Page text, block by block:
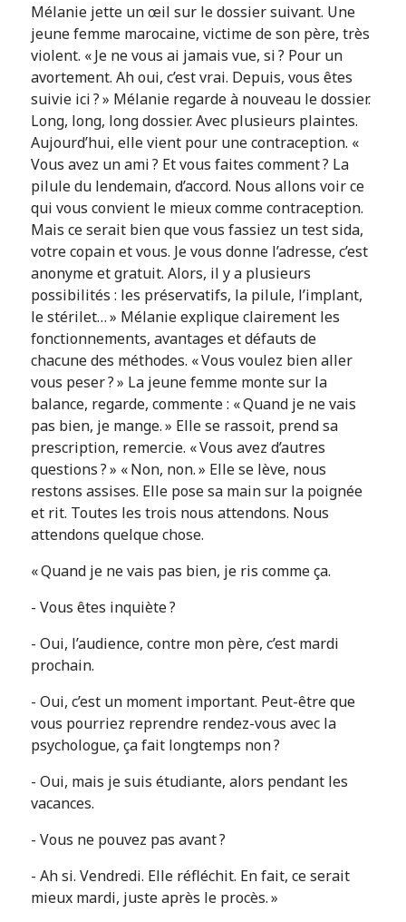
Mélanie jette un œil sur le dossier suivant. Une
jeune femme marocaine, victime de son père, très
violent. « Je ne vous ai jamais vue, si ? Pour un
avortement. Ah oui, c’est vrai. Depuis, vous êtes
suivie ici ? » Mélanie regarde à nouveau le dossier.
Long, long, long dossier. Avec plusieurs plaintes.
Aujourd’hui, elle vient pour une contraception. «
Vous avez un ami ? Et vous faites comment ? La
pilule du lendemain, d’accord. Nous allons voir ce
qui vous convient le mieux comme contraception.
Mais ce serait bien que vous fassiez un test sida,
votre copain et vous. Je vous donne l’adresse, c’est
anonyme et gratuit. Alors, il y a plusieurs
possibilités : les préservatifs, la pilule, l’implant,
le stérilet… » Mélanie explique clairement les
fonctionnements, avantages et défauts de
chacune des méthodes. « Vous voulez bien aller
vous peser ? » La jeune femme monte sur la
balance, regarde, commente : « Quand je ne vais
pas bien, je mange. » Elle se rassoit, prend sa
prescription, remercie. « Vous avez d’autres
questions ? » « Non, non. » Elle se lève, nous
restons assises. Elle pose sa main sur la poignée
et rit. Toutes les trois nous attendons. Nous
attendons quelque chose.
« Quand je ne vais pas bien, je ris comme ça.
- Vous êtes inquiète ?
- Oui, l’audience, contre mon père, c’est mardi
prochain.
- Oui, c’est un moment important. Peut-être que
vous pourriez reprendre rendez-vous avec la
psychologue, ça fait longtemps non ?
- Oui, mais je suis étudiante, alors pendant les
vacances.
- Vous ne pouvez pas avant ?
- Ah si. Vendredi. Elle réfléchit. En fait, ce serait
mieux mardi, juste après le procès. »